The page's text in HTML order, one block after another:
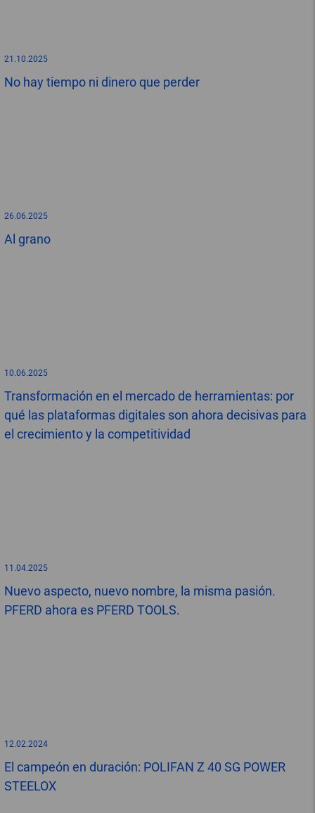
21.10.2025
No hay tiempo ni dinero que perder
26.06.2025
Al grano
10.06.2025
Transformación en el mercado de herramientas: por
qué las plataformas digitales son ahora decisivas para
el crecimiento y la competitividad
11.04.2025
Nuevo aspecto, nuevo nombre, la misma pasión.
PFERD ahora es PFERD TOOLS.
12.02.2024
El campeón en duración: POLIFAN Z 40 SG POWER
STEELOX